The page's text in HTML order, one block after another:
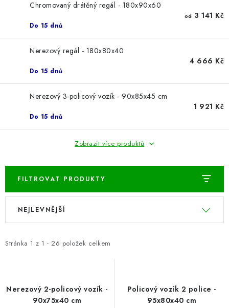
PARKOVACÍ BLOKÁDY
AKCE A SLEVY
KONTAKTY
BLOG
Odstoupení od kupní smlouvy
Často kladené dotazy
Obchodní a dodací podmínky
Ochrana osobních údajú
Chromovaný drátěný regál - 180x90x60
Do 15 dnů
od 3 141 Kč
Nerezový regál - 180x80x40
Do 15 dnů
4 666 Kč
Nerezový 3-policový vozík - 90x85x45 cm
Do 15 dnů
1 921 Kč
Zobrazit více produktů
FILTROVAT PRODUKTY
V
i
r
Stránka 1 z 1 - 26 položek celkem
Ř
e
p
NEJLEVNĚJŠÍ
Nerezový 2-policový vozík -
90x75x40 cm
Policový vozík 2 police -
95x80x40 cm